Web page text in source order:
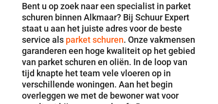
Bent u op zoek naar een specialist in parket
schuren binnen Alkmaar? Bij Schuur Expert
staat u aan het juiste adres voor de beste
service als parket schuren. Onze vakmensen
garanderen een hoge kwaliteit op het gebied
van parket schuren en oliën. In de loop van
tijd knapte het team vele vloeren op in
verschillende woningen. Aan het begin
overleggen we met de bewoner wat voor